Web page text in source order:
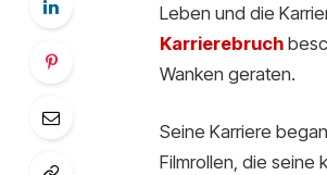
Leben und die
Karrierebruch
Wanken geraten.
Seine Karriere
Filmrollen, die seine